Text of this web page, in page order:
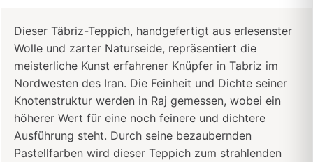
Dieser Täbriz-Teppich, handgefertigt aus erlesenster
Wolle und zarter Naturseide, repräsentiert die
meisterliche Kunst erfahrener Knüpfer in Tabriz im
Nordwesten des Iran. Die Feinheit und Dichte seiner
Knotenstruktur werden in Raj gemessen, wobei ein
höherer Wert für eine noch feinere und dichtere
Ausführung steht. Durch seine bezaubernden
Pastellfarben wird dieser Teppich zum strahlenden